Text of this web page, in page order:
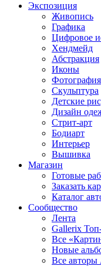
Экспозиция
Живопись
Графика
Цифровое
Хендмейд
Абстракция
Иконы
Фотография
Скульптура
Детские
Дизайн
Стрит-арт
Бодиарт
Интерьер
Вышивка
Магазин
Готовые
Заказать
Каталог
Сообщество
Лента
Gallerix
Все
Новые
Все авторы